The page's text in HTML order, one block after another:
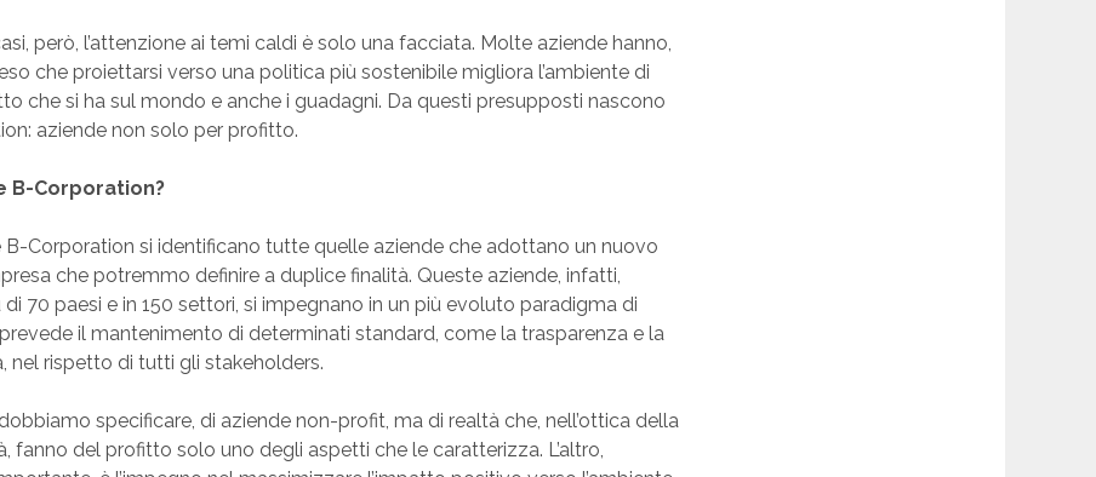
però, l’attenzione ai temi caldi è solo una facciata. Molte aziende hanno,
che proiettarsi verso una politica più sostenibile migliora l’ambiente di
che si ha sul mondo e anche i guadagni. Da questi presupposti nascono
aziende non solo per profitto.
B-Corporation?
B-Corporation si identificano tutte quelle aziende che adottano un nuovo
che potremmo definire a duplice finalità. Queste aziende, infatti,
di 70 paesi e in 150 settori, si impegnano in un più evoluto paradigma di
il mantenimento di determinati standard, come la trasparenza e la
nel rispetto di tutti gli stakeholders.
specificare, di aziende non-profit, ma di realtà che, nell’ottica della
fanno del profitto solo uno degli aspetti che le caratterizza. L’altro,